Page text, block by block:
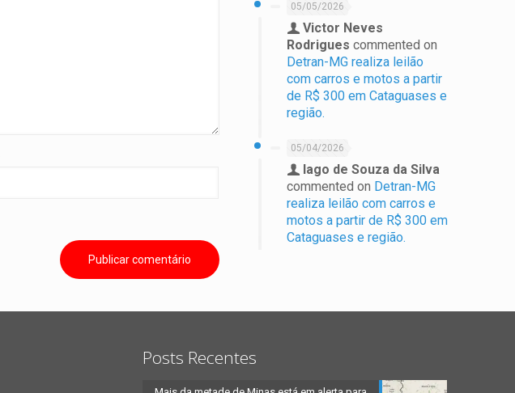
05/05/2026
Victor Neves
Rodrigues commented on
Detran-MG realiza leilão
com carros e motos a partir
de R$ 300 em Cataguases e
região.
05/04/2026
Iago de Souza da Silva
commented on Detran-MG
realiza leilão com carros e
motos a partir de R$ 300 em
Cataguases e região.
Posts Recentes